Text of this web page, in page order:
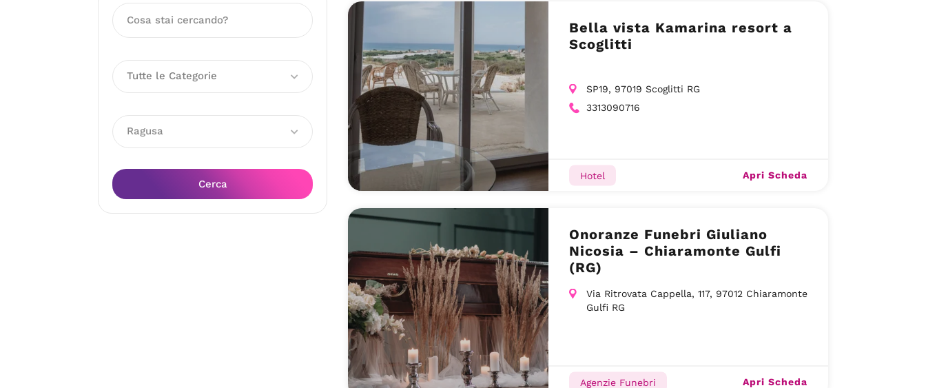
Tutte le Categorie
Ragusa
Cerca
Bella vista Kamarina resort a
Scoglitti
SP19, 97019 Scoglitti RG
3313090716
Hotel Apri Scheda
Onoranze Funebri Giuliano
Nicosia – Chiaramonte Gulfi
(RG)
Via Ritrovata Cappella, 117, 97012 Chiaramonte
Gulfi RG
Agenzie Funebri Apri Scheda